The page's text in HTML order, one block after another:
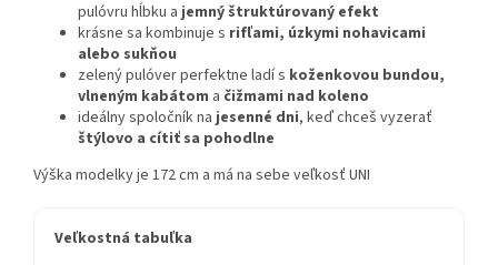
pulóvru hĺbku ajemný štruktúrovaný efekt
krásne sa kombinuje s rifľami, úzkymi nohavicami
alebo sukňou
zelený pulóver perfektne ladí s koženkovou bundou,
vlneným kabátom a čižmami nad koleno
ideálny spoločník najesenné dni, keď chceš vyzerať
štýlovo a cítiť sa pohodlne
Výška modelky je 172 cm a má na sebe veľkosť UNI
Veľkostná tabuľka